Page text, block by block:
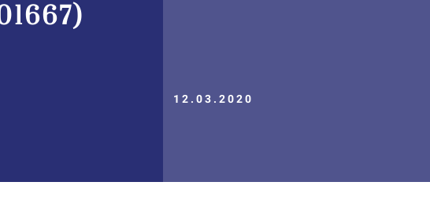
12.03.2020